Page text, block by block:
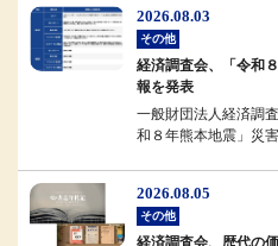
2026.08.03
その他
経済調査会、「令和
報を発表
一般財団法人経済調
和８年熊本地震」災
2026.08.05
その他
経済調査会、歴代の